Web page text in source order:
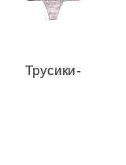
Трусики-